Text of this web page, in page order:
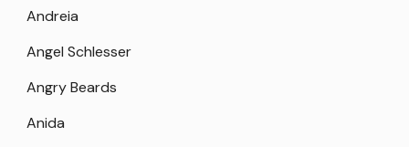
Andreia
Angel Schlesser
Angry Beards
Anida